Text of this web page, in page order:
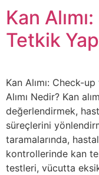
Kan
Tetkik
Kan Alımı: Check-
Alımı Nedir? Kan
değerlendirmek,
süreçlerini
taramalarında,
kontrollerinde kan
testleri, vücutta